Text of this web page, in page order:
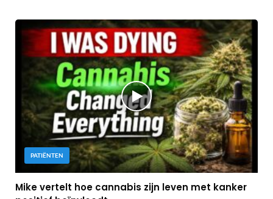
PATIËNTEN
Mike vertelt hoe cannabis zijn leven met kanker